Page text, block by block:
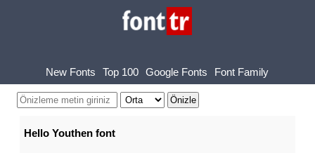
New Fonts Top 100 Google Fonts Font Family
Hello Youthen font